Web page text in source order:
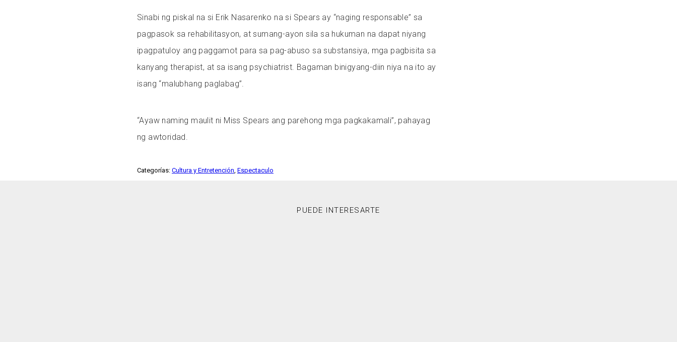
Sinabi ng piskal na si Erik Nasarenko na si Spears ay “naging responsable” sa
pagpasok sa rehabilitasyon, at sumang-ayon sila sa hukuman na dapat niyang
ipagpatuloy ang paggamot para sa pag-abuso sa substansiya, mga pagbisita sa
kanyang therapist, at sa isang psychiatrist. Bagaman binigyang-diin niya na ito ay
isang “malubhang paglabag”.
“Ayaw naming maulit ni Miss Spears ang parehong mga pagkakamali”, pahayag
ng awtoridad.
Categorías: Cultura y Entretención, Espectaculo
PUEDE INTERESARTE